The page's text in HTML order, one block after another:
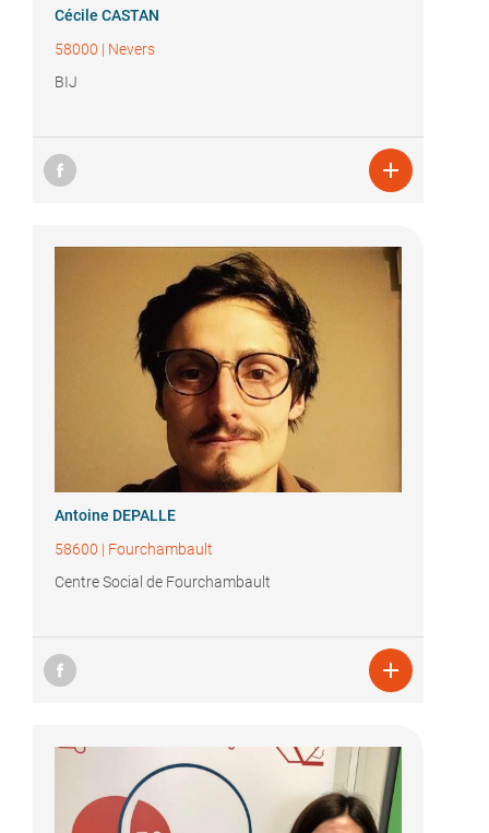
Cécile CASTAN
58000 | Nevers
BIJ

Antoine DEPALLE
58600 | Fourchambault
Centre Social de Fourchambault
